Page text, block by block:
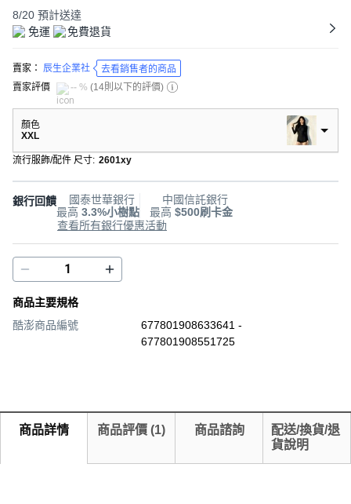
8/20 預計送達
免運
免費退貨
賣家： 辰生企業社
去看銷售者的商品
賣家評價
-- % (14則以下的評價)
顏色
XXL
流行服飾/配件 尺寸: 2601xy
銀行回饋
國泰世華銀行
最高 3.3%小樹點
中國信託銀行
最高 $500刷卡金
查看所有銀行優惠活動
商品主要規格
酷澎商品編號
677801908633641 -
677801908551725
商品詳情 商品評價 (1) 商品諮詢
配送/換貨/退
貨說明